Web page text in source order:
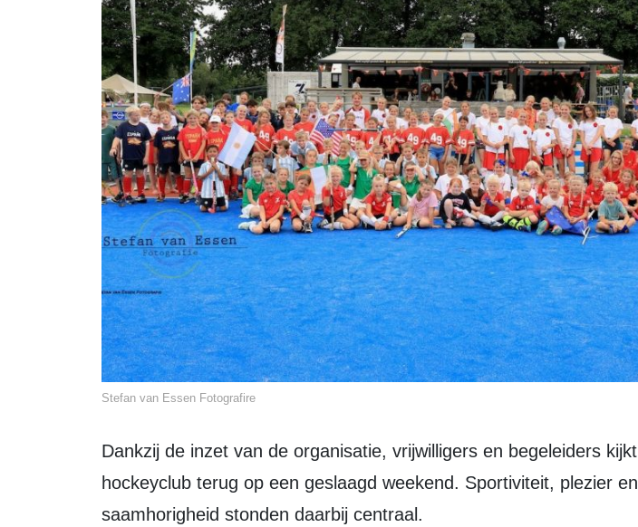
Stefan van Essen Fotografire
Dankzij de inzet van de organisatie, vrijwilligers en begeleiders kijkt de
hockeyclub terug op een geslaagd weekend. Sportiviteit, plezier en
saamhorigheid stonden daarbij centraal.